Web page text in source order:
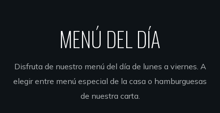
MENÚ DEL DÍA
Disfruta de nuestro menú del día de lunes a viernes. A
elegir entre menú especial de la casa o hamburguesas
de nuestra carta.